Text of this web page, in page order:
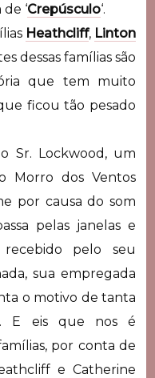
‘Crepúsculo‘.
Heathcliff, Linton
dessas famílias são
que tem muito
ficou tão pesado
Lockwood, um
Morro dos Ventos
por causa do som
pelas janelas e
pelo seu
sua empregada
o motivo de tanta
E eis que nos é
por conta de
e Catherine